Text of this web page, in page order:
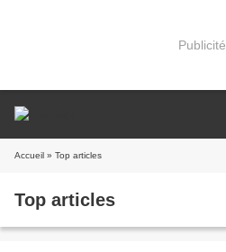
Publicité
Accueil » Top articles
Top articles